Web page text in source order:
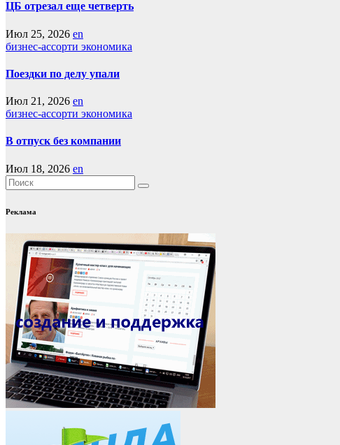
ЦБ отрезал еще четверть
Июл 25, 2026 en
бизнес-ассорти экономика
Поездки по делу упали
Июл 21, 2026 en
бизнес-ассорти экономика
В отпуск без компании
Июл 18, 2026 en
Реклама